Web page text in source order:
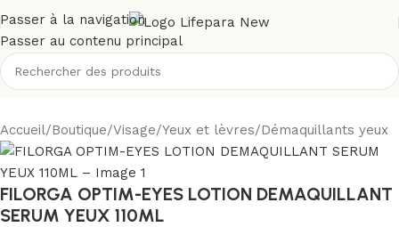
Passer à la navigation
Passer au contenu principal
Accueil/Boutique/Visage/Yeux et lèvres/Démaquillants yeux
FILORGA OPTIM-EYES LOTION DEMAQUILLANT
SERUM YEUX 110ML